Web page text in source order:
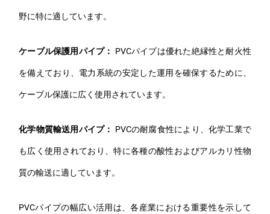
野に特に適しています。
ケーブル保護用パイプ： PVCパイプは優れた絶縁性と耐火性
を備えており、電力系統の安定した運用を確保するために、
ケーブル保護に広く使用されています。
化学物質輸送用パイプ： PVCの耐腐食性により、化学工業で
も広く使用されており、特に各種の酸性およびアルカリ性物
質の輸送に適しています。
PVCパイプの幅広い活用は、各産業における重要性を示して